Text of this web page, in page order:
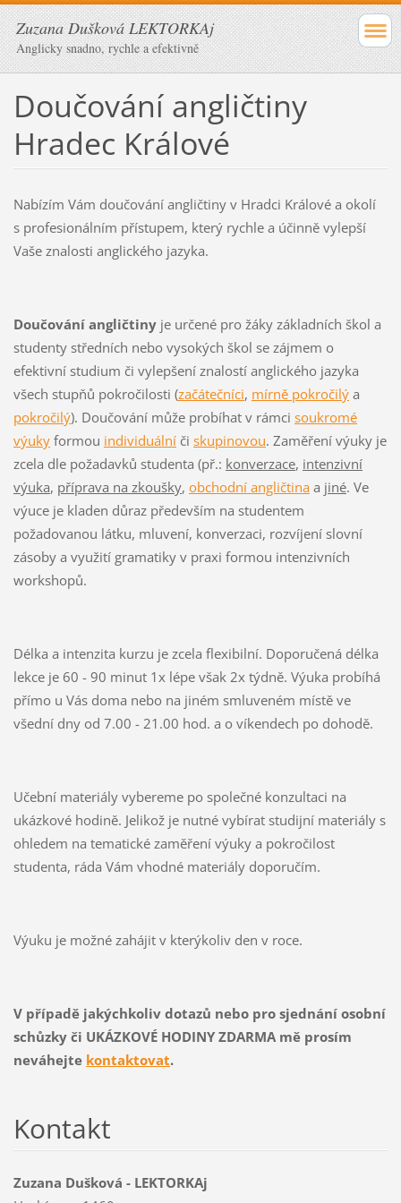
Zuzana Dušková LEKTORKAj
Anglicky snadno, rychle a efektivně
Doučování angličtiny
Hradec Králové
Nabízím Vám doučování angličtiny v Hradci Králové a okolí
s profesionálním přístupem, který rychle a účinně vylepší
Vaše znalosti anglického jazyka.
Doučování angličtinyje určené pro žáky základních škol a
studenty středních nebo vysokých škol se zájmem o
efektivní studium či vylepšení znalostí anglického jazyka
všech stupňů pokročilosti (začátečníci, mírně pokročilýa
pokročilý). Doučování může probíhat v rámci soukromé
výukyformou individuálníči skupinovou. Zaměření výuky je
zcela dle požadavků studenta (př.: konverzace, intenzivní
výuka, příprava na zkoušky, obchodní angličtinaa jiné. Ve
výuce je kladen důraz především na studentem
požadovanou látku, mluvení, konverzaci, rozvíjení slovní
zásoby a využití gramatiky v praxi formou intenzivních
workshopů.
Délka a intenzita kurzu je zcela flexibilní. Doporučená délka
lekce je 60 - 90 minut 1x lépe však 2x týdně. Výuka probíhá
přímo u Vás doma nebo na jiném smluveném místě ve
všední dny od 7.00 - 21.00 hod. a o víkendech po dohodě.
Učební materiály vybereme po společné konzultaci na
ukázkové hodině. Jelikož je nutné vybírat studijní materiály s
ohledem na tematické zaměření výuky a pokročilost
studenta, ráda Vám vhodné materiály doporučím.
Výuku je možné zahájit v kterýkoliv den v roce.
V případě jakýchkoliv dotazů nebo pro sjednání osobní
schůzky či UKÁZKOVÉ HODINY ZDARMA mě prosím
neváhejte kontaktovat.
Kontakt
Zuzana Dušková - LEKTORKAj